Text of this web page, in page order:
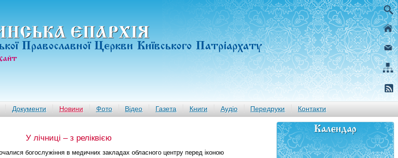
ЄПАРХIЯ
Православної Церкви Київського Патріархату
Документи Новини Фото Відео Газета Книги Аудіо Передруки Контакти
У лічниці – з реліквією
богослужіння в медичних закладах обласного центру перед іконою
Календар